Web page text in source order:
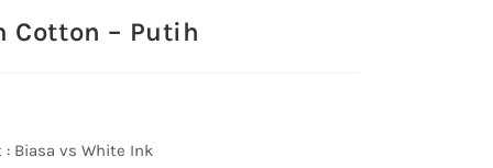
Cotton – Putih
: Biasa vs White Ink